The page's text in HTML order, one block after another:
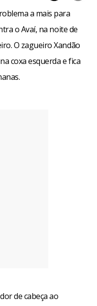
a mais para
o Avaí, na noite de
O zagueiro Xandão
coxa esquerda e fica
de cabeça ao